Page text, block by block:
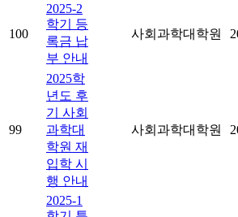
100
2025-2
학기 등
록금 납
부 안내
사회과학대학원
99
2025학
년도 후
기 사회
과학대
학원 재
입학 시
행 안내
사회과학대학원
2025-1